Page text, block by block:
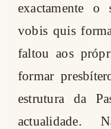
exactamente o
vobis quis
faltou aos
formar
estrutura da
actualidade.